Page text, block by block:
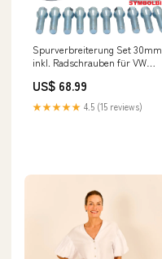
Spurverbreiterung Set 30mm
inkl. Radschrauben für VW
US$ 68.99
★★★★★ 4.5 (15 reviews)